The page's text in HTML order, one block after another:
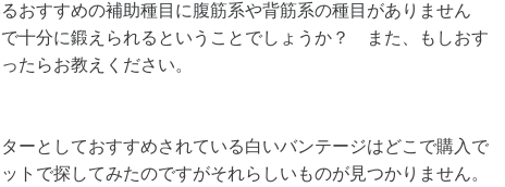
おすすめの補助種目に腹筋系や背筋系の種目がありません
十分に鍛えられるということでしょうか？ また、もしおす
たらお教えください。
ーとしておすすめされている白いバンテージはどこで購入で
トで探してみたのですがそれらしいものが見つかりません。